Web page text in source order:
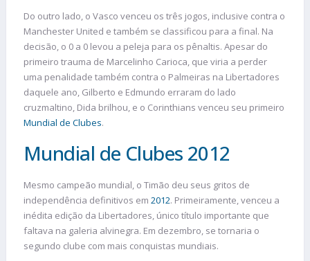
Do outro lado, o Vasco venceu os três jogos, inclusive contra o
Manchester United e também se classificou para a final. Na
decisão, o 0 a 0 levou a peleja para os pênaltis. Apesar do
primeiro trauma de Marcelinho Carioca, que viria a perder
uma penalidade também contra o Palmeiras na Libertadores
daquele ano, Gilberto e Edmundo erraram do lado
cruzmaltino, Dida brilhou, e o Corinthians venceu seu primeiro
Mundial de Clubes.
Mundial de Clubes 2012
Mesmo campeão mundial, o Timão deu seus gritos de
independência definitivos em 2012. Primeiramente, venceu a
inédita edição da Libertadores, único título importante que
faltava na galeria alvinegra. Em dezembro, se tornaria o
segundo clube com mais conquistas mundiais.